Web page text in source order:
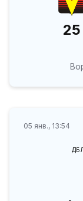
25
05 янв., 13:54